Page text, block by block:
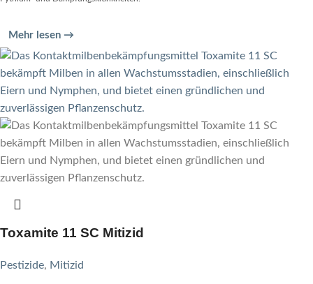
Mehr lesen →
Toxamite 11 SC Mitizid
Pestizide, Mitizid